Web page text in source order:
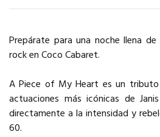
Prepárate para una noche llena
rock en Coco Cabaret.
A Piece of My Heart es un tributo
actuaciones más icónicas de
directamente a la intensidad y
60.